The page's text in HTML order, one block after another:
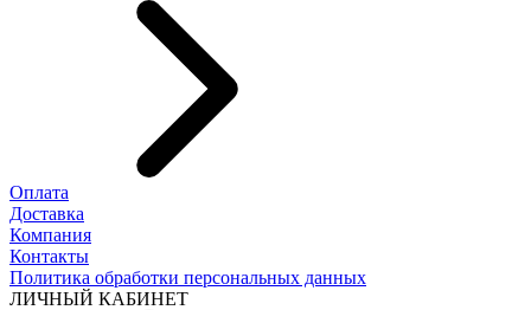
Оплата
Доставка
Компания
Контакты
Политика обработки персональных данных
ЛИЧНЫЙ КАБИНЕТ